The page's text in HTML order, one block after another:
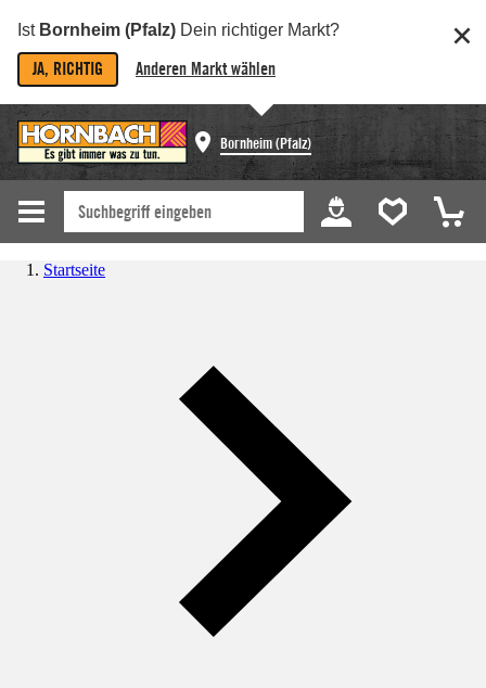
Ist Bornheim (Pfalz) Dein richtiger Markt?
JA, RICHTIG Anderen Markt wählen
Bornheim (Pfalz)
Startseite